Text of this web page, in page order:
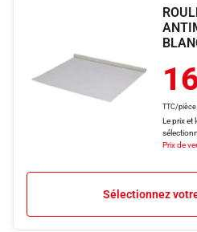
TTC/pièce
Le prix et
Prix de
Sélectionnez